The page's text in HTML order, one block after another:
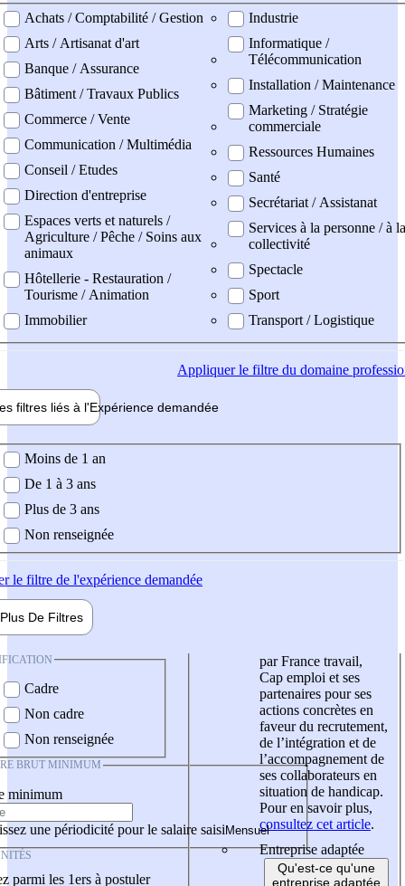
professionel
Achats / Comptabilité / Gestion
Arts / Artisanat d'art
Banque / Assurance
Bâtiment / Travaux Publics
Commerce / Vente
Communication / Multimédia
Conseil / Etudes
Direction d'entreprise
Espaces verts et naturels /
Agriculture / Pêche / Soins aux
animaux
Hôtellerie - Restauration /
Tourisme / Animation
Immobilier
Industrie
Informatique /
Télécommunication
Installation / Maintenance
Marketing / Stratégie
commerciale
Ressources Humaines
Santé
Secrétariat / Assistanat
Services à la personne / à la
collectivité
Spectacle
Sport
Transport / Logistique
Appliquerle filtre du domaine
filtres liés à l'Expérience demandée
demandée
Moins de 1 an
De 1 à 3 ans
Plus de 3 ans
Non renseignée
le filtre de l'expérience demandée
Plus De Filtres
Cadre
Non cadre
Non renseignée
BRUT MINIMUM
minimum
une périodicité pour le salaire saisi
parmi les 1ers à postuler
par France travail,
Cap emploi et ses
partenaires pour ses
actions concrètes en
faveur du recrutement,
de l’intégration et de
l’accompagnement de
ses collaborateurs en
situation de handicap.
Pour en savoir plus,
consultez cet article.
Entreprise adaptée
Qu'est-ce qu'une
entreprise adaptée